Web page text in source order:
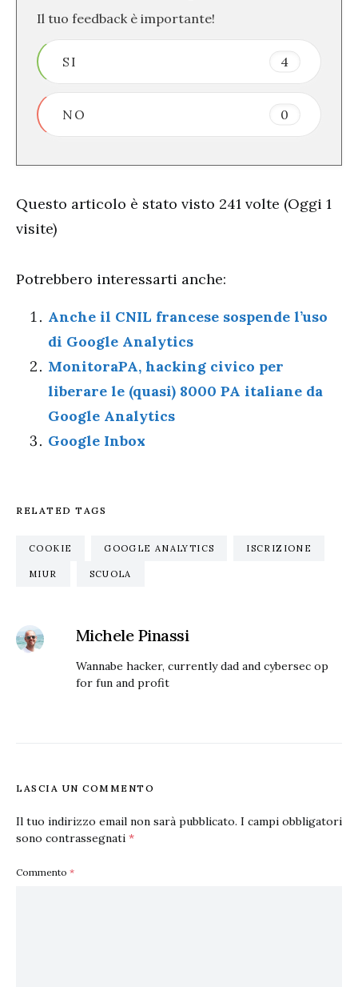
Il tuo feedback è importante!
SI 4
NO 0
Questo articolo è stato visto 241 volte (Oggi 1
visite)
Potrebbero interessarti anche:
Anche il CNIL francese sospende l’uso
di Google Analytics
MonitoraPA, hacking civico per
liberare le (quasi) 8000 PA italiane da
Google Analytics
Google Inbox
RELATED TAGS
COOKIE GOOGLE ANALYTICS ISCRIZIONE
MIUR SCUOLA
Michele Pinassi
Wannabe hacker, currently dad and cybersec op
for fun and profit
LASCIA UN COMMENTO
Il tuo indirizzo email non sarà pubblicato. I campi obbligatori
sono contrassegnati *
Commento *